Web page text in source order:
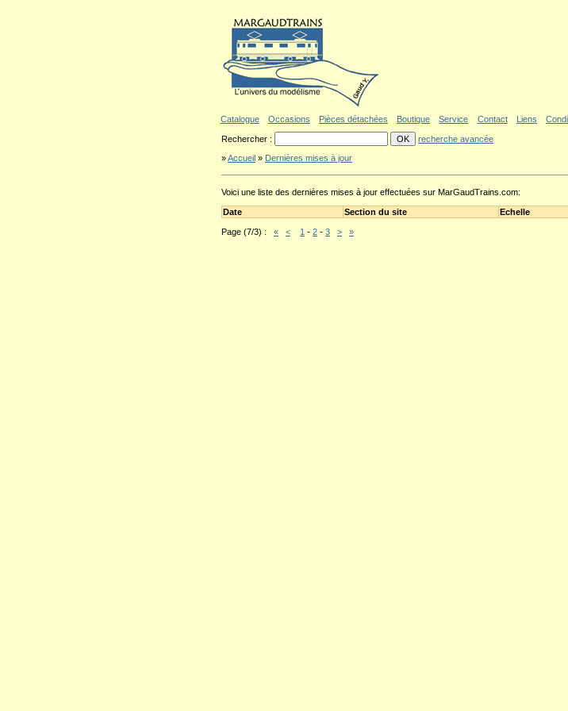
Catalogue Occasions Pièces détachées Boutique Service Contact Liens
Rechercher : recherche avancée
»Accueil » Dernières mises à jour
Voici une liste des dernières mises à jour effectuées sur MarGaudTrains.com:
Date Section du site Echelle
Page (7/3) : « < 1 - 2 - 3 > »